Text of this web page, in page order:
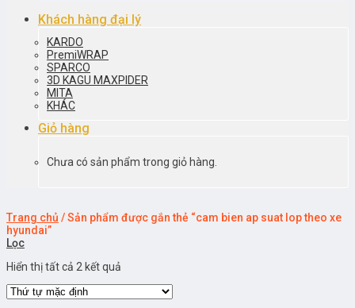
Khách hàng đại lý
KARDO
PremiWRAP
SPARCO
3D KAGU MAXPIDER
MITA
KHÁC
Giỏ hàng
Chưa có sản phẩm trong giỏ hàng.
Trang chủ /Sản phẩm được gắn thẻ “cam bien ap suat lop theo xe
hyundai”
Lọc
Hiển thị tất cả 2 kết quả